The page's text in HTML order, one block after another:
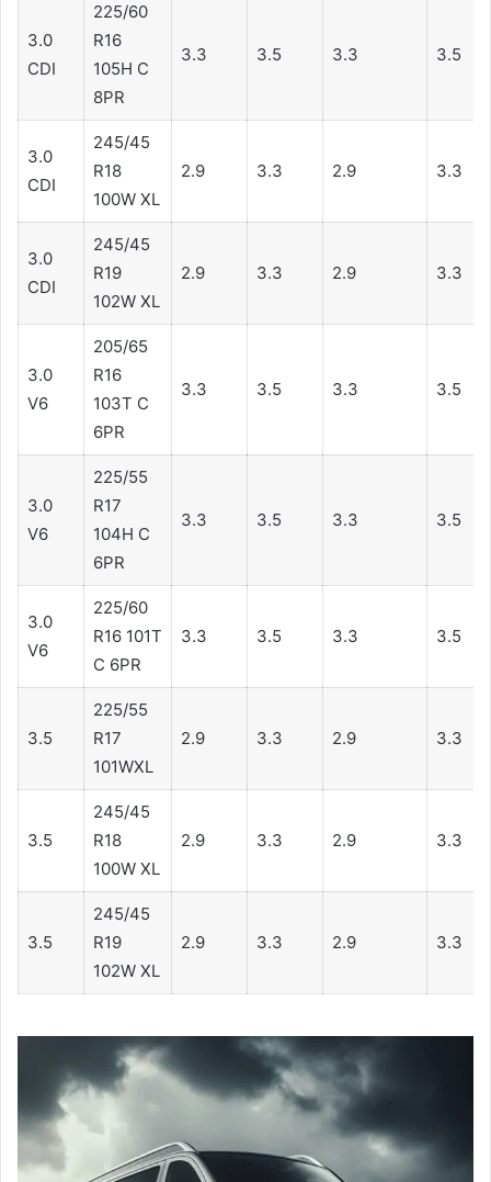
3.0
CDI
225/60
R16
105H C
8PR
3.3 3.5 3.3 3.5
3.0
CDI
245/45
R18
100W XL
2.9 3.3 2.9 3.3
3.0
CDI
245/45
R19
102W XL
2.9 3.3 2.9 3.3
3.0
V6
205/65
R16
103T C
6PR
3.3 3.5 3.3 3.5
3.0
V6
225/55
R17
104H C
6PR
3.3 3.5 3.3 3.5
3.0
V6
225/60
R16 101T
C 6PR
3.3 3.5 3.3 3.5
3.5
225/55
R17
101WXL
2.9 3.3 2.9 3.3
3.5
245/45
R18
100W XL
2.9 3.3 2.9 3.3
3.5
245/45
R19
102W XL
2.9 3.3 2.9 3.3